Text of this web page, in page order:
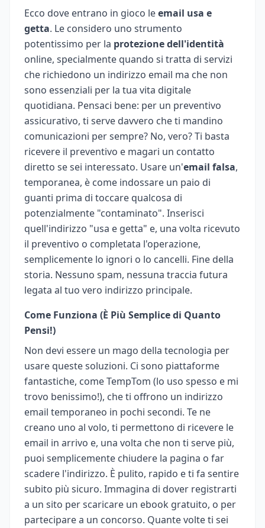
Ecco dove entrano in gioco leemail usa e
getta. Le considero uno strumento
potentissimo per la protezione dell'identità
online, specialmente quando si tratta di servizi
che richiedono un indirizzo email ma che non
sono essenziali per la tua vita digitale
quotidiana. Pensaci bene: per un preventivo
assicurativo, ti serve davvero che ti mandino
comunicazioni per sempre? No, vero? Ti basta
ricevere il preventivo e magari un contatto
diretto se sei interessato. Usare un'email falsa,
temporanea, è come indossare un paio di
guanti prima di toccare qualcosa di
potenzialmente "contaminato". Inserisci
quell'indirizzo "usa e getta" e, una volta ricevuto
il preventivo o completata l'operazione,
semplicemente lo ignori o lo cancelli. Fine della
storia. Nessuno spam, nessuna traccia futura
legata al tuo vero indirizzo principale.
Come Funziona (È Più Semplice di Quanto
Pensi!)
Non devi essere un mago della tecnologia per
usare queste soluzioni. Ci sono piattaforme
fantastiche, come TempTom (lo uso spesso e mi
trovo benissimo!), che ti offrono un indirizzo
email temporaneo in pochi secondi. Te ne
creano uno al volo, ti permettono di ricevere le
email in arrivo e, una volta che non ti serve più,
puoi semplicemente chiudere la pagina o far
scadere l'indirizzo. È pulito, rapido e ti fa sentire
subito più sicuro. Immagina di dover registrarti
a un sito per scaricare un ebook gratuito, o per
partecipare a un concorso. Quante volte ti sei